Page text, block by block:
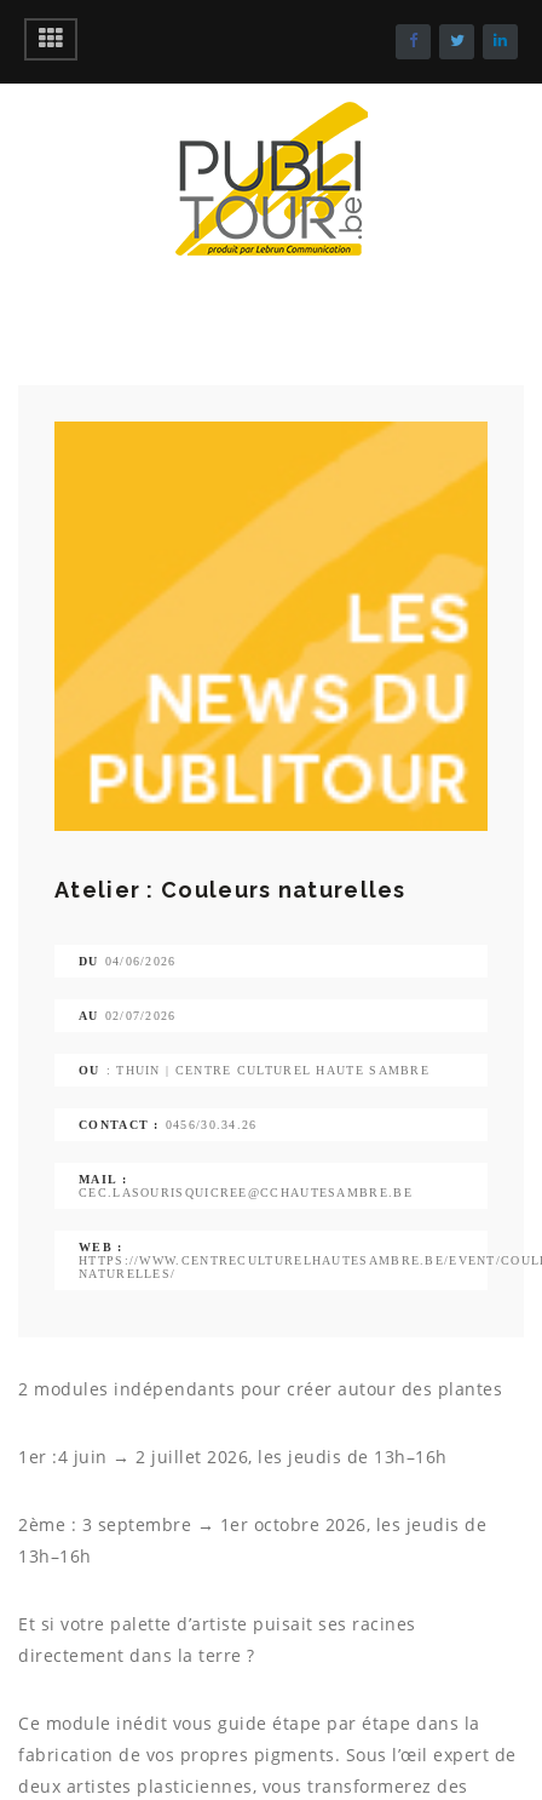
Atelier : Couleurs naturelles
DU 04/06/2026
AU 02/07/2026
OU : THUIN | CENTRE CULTUREL HAUTE SAMBRE
CONTACT : 0456/30.34.26
MAIL :
CEC.LASOURISQUICREE@CCHAUTESAMBRE.BE
WEB :
HTTPS://WWW.CENTRECULTURELHAUTESAMBRE.BE/EVENT/
NATURELLES/
2 modules indépendants pour créer autour des plantes
1er :4 juin → 2 juillet 2026, les jeudis de 13h–16h
2ème : 3 septembre → 1er octobre 2026, les jeudis de
13h–16h
Et si votre palette d’artiste puisait ses racines
directement dans la terre ?
Ce module inédit vous guide étape par étape dans la
fabrication de vos propres pigments. Sous l’œil expert de
deux artistes plasticiennes, vous transformerez des